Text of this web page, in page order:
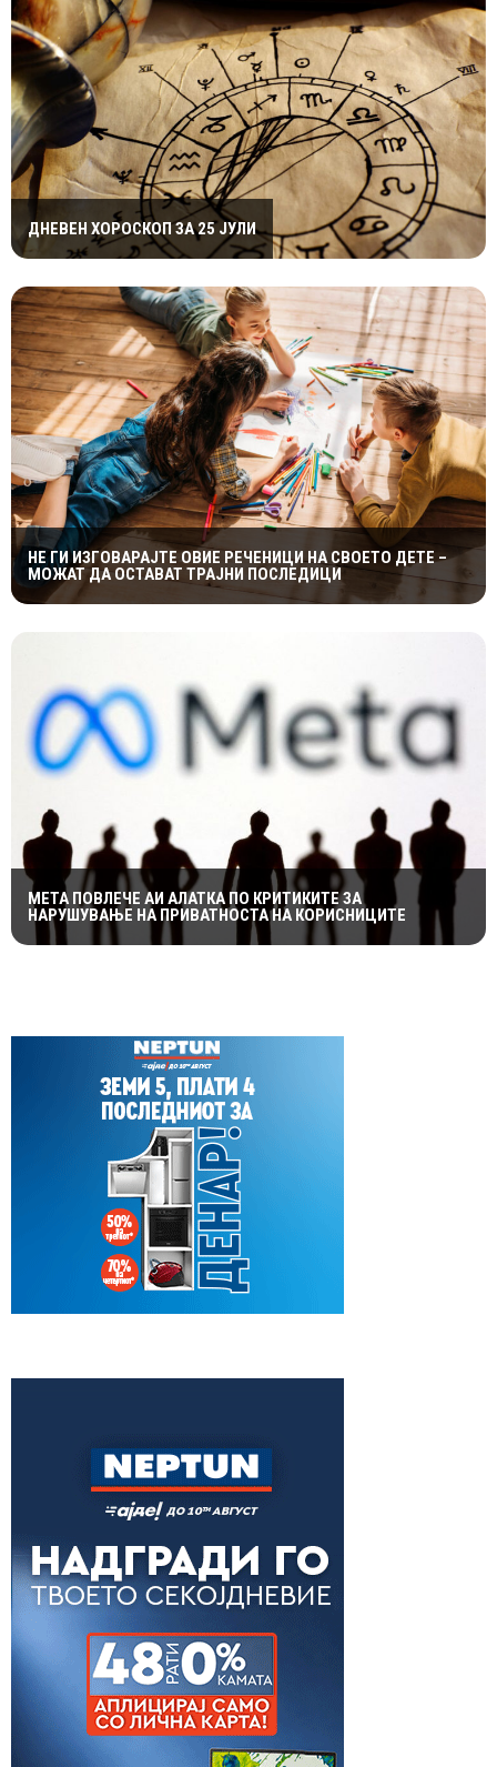
ДНЕВЕН ХОРОСКОП ЗА 25 ЈУЛИ
НЕ ГИ ИЗГОВАРАЈТЕ ОВИЕ РЕЧЕНИЦИ НА СВОЕТО ДЕТЕ –
МОЖАТ ДА ОСТАВАТ ТРАЈНИ ПОСЛЕДИЦИ
МЕТА ПОВЛЕЧЕ АИ АЛАТКА ПО КРИТИКИТЕ ЗА
НАРУШУВАЊЕ НА ПРИВАТНОСТА НА КОРИСНИЦИТЕ